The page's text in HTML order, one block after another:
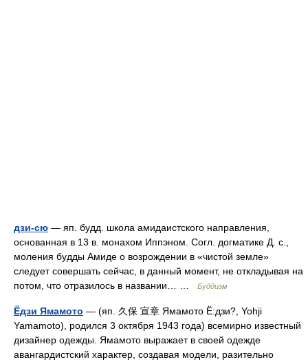
дзи-сю — яп. будд. школа амидаистского направления,
основанная в 13 в. монахом Иппэном. Согл. догматике Д. с.,
моления будды Амиде о возрождении в «чистой земле»
следует совершать сейчас, в данный момент, не откладывая на
потом, что отразилось в названии… …
Буддизм
Ёдзи Ямамото — (яп. 久保 宣章 Ямамото Ё:дзи?, Yohji
Yamamoto), родился 3 октября 1943 года) всемирно известный
дизайнер одежды. Ямамото выражает в своей одежде
авангардистский характер, создавая модели, разительно